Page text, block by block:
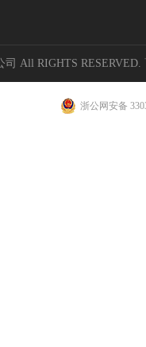
All RIGHTS RESERVED.
浙公网安备